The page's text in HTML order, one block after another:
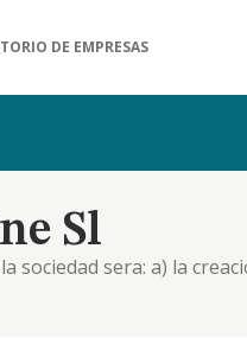
DE EMPRESAS
Sl
sociedad sera: a) la
servicios